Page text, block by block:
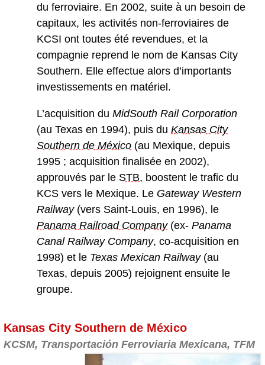
du ferroviaire. En 2002, suite à un besoin de
capitaux, les activités non-ferroviaires de
KCSI ont toutes été revendues, et la
compagnie reprend le nom de Kansas City
Southern. Elle effectue alors d’importants
investissements en matériel.
L’acquisition du MidSouth Rail Corporation
(au Texas en 1994), puis du Kansas City
Southern de México (au Mexique, depuis
1995 ; acquisition finalisée en 2002),
approuvés par le STB, boostent le trafic du
KCS vers le Mexique. Le Gateway Western
Railway(vers Saint-Louis, en 1996), le
Panama Railroad Company(ex- Panama
Canal Railway Company, co-acquisition en
1998) et le Texas Mexican Railway(au
Texas, depuis 2005) rejoignent ensuite le
groupe.
Kansas City Southern de México
KCSM, Transportación Ferroviaria Mexicana, TFM